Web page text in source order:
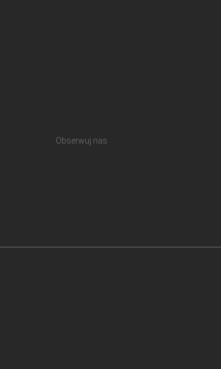
Obserwuj nas